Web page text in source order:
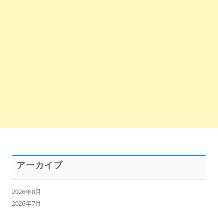
アーカイブ
2026年8月
2026年7月